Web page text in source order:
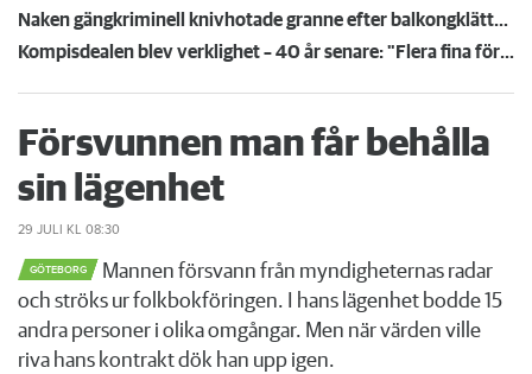
Naken gängkriminell knivhotade granne efter balkongklättring
Kompisdealen blev verklighet – 40 år senare: "Flera fina fördelar med att dela bostad"
Försvunnen man får behålla
sin lägenhet
29 JULI KL 08:30
GÖTEBORG
Mannen försvann från myndigheternas radar
och ströks ur folkbokföringen. I hans lägenhet bodde 15
andra personer i olika omgångar. Men när värden ville
riva hans kontrakt dök han upp igen.